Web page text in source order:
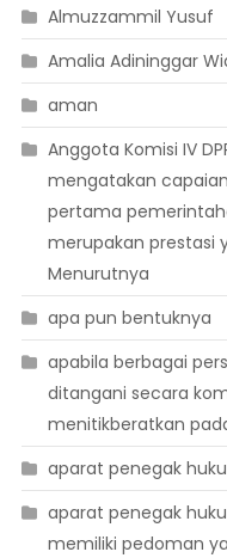
Almuzzammil Yusuf
Amalia Adininggar
aman
Anggota Komisi IV
mengatakan
pertama
merupakan prestasi
Menurutnya
apa pun bentuknya
apabila berbagai
ditangani secara
menitikberatkan
aparat penegak
aparat penegak
memiliki pedoman